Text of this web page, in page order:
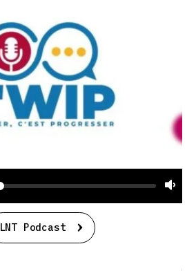
LNT Podcast